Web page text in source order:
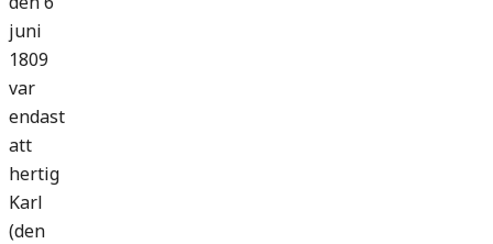
juni
1809
var
endast
att
hertig
Karl
(den